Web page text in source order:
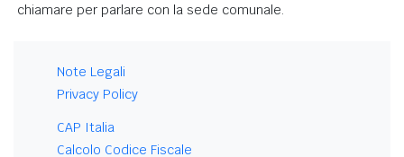
chiamare per parlare con la sede comunale.
Note Legali
Privacy Policy
CAP Italia
Calcolo Codice Fiscale